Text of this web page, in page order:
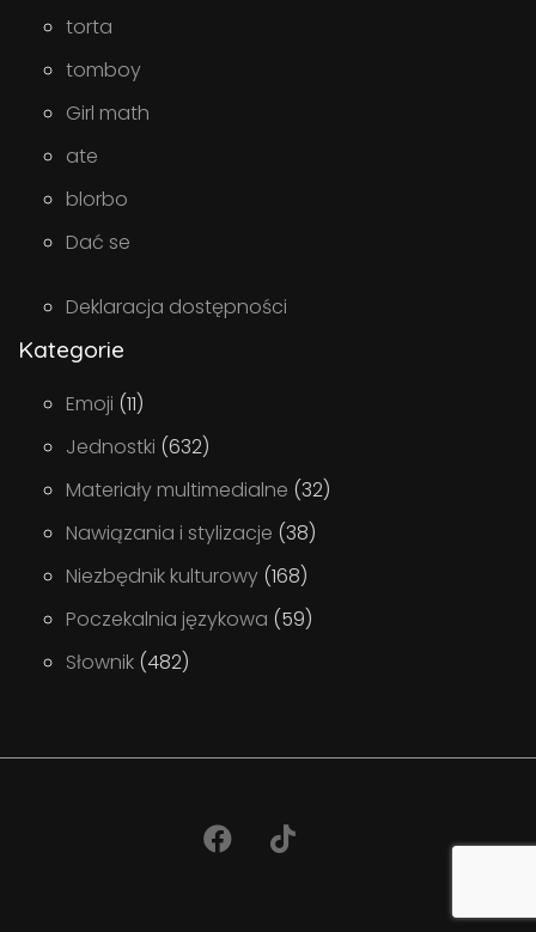
torta
tomboy
Girl math
ate
blorbo
Dać se
Deklaracja dostępności
Kategorie
Emoji (11)
Jednostki (632)
Materiały multimedialne (32)
Nawiązania i stylizacje (38)
Niezbędnik kulturowy (168)
Poczekalnia językowa (59)
Słownik (482)